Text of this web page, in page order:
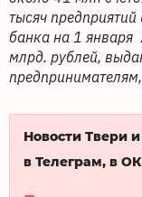
тысяч
банка на 1
млрд. рублей,
Новости Твери
в Телеграм, в